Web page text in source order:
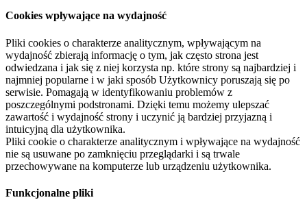
Cookies wpływające na wydajność
Pliki cookies o charakterze analitycznym, wpływającym na
wydajność zbierają informację o tym, jak często strona jest
odwiedzana i jak się z niej korzysta np. które strony są najbardziej i
najmniej popularne i w jaki sposób Użytkownicy poruszają się po
serwisie. Pomagają w identyfikowaniu problemów z
poszczególnymi podstronami. Dzięki temu możemy ulepszać
zawartość i wydajność strony i uczynić ją bardziej przyjazną i
intuicyjną dla użytkownika.
Pliki cookie o charakterze analitycznym i wpływające na wydajność
nie są usuwane po zamknięciu przeglądarki i są trwale
przechowywane na komputerze lub urządzeniu użytkownika.
Funkcjonalne pliki